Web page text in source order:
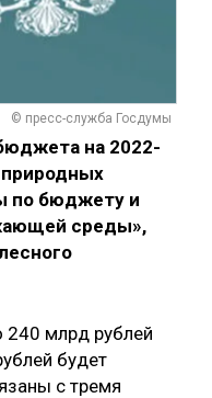
© пресс-служба Госдумы
на 2022-
по бюджету и
среды»,
240 млрд рублей
будет
с тремя